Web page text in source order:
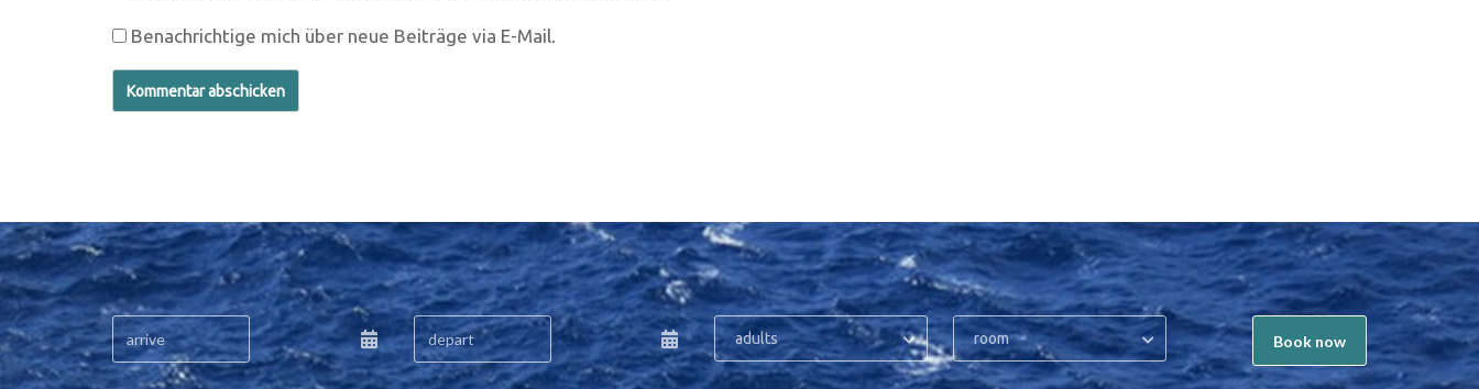
Benachrichtige mich über neue Beiträge via E-Mail.
adults room Book now